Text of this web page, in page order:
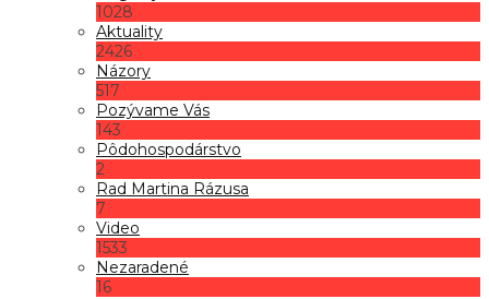
1028
Aktuality
2426
Názory
517
Pozývame Vás
143
Pôdohospodárstvo
2
Rad Martina Rázusa
7
Video
1533
Nezaradené
16